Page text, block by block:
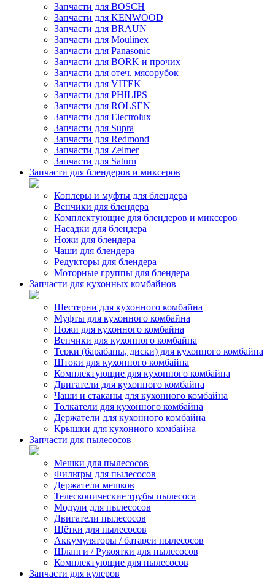
Запчасти для BOSCH
Запчасти для KENWOOD
Запчасти для BRAUN
Запчасти для Moulinex
Запчасти для Panasonic
Запчасти для BORK и прочих
Запчасти для отеч. мясорубок
Запчасти для VITEK
Запчасти для PHILIPS
Запчасти для ROLSEN
Запчасти для Electrolux
Запчасти для Supra
Запчасти для Redmond
Запчасти для Zelmer
Запчасти для Saturn
Запчасти для блендеров и миксеров
Коплеры и муфты для блендера
Венчики для блендера
Комплектующие для блендеров и миксеров
Насадки для блендера
Ножи для блендера
Чаши для блендера
Редукторы для блендера
Моторные группы для блендера
Запчасти для кухонных комбайнов
Шестерни для кухонного комбайна
Муфты для кухонного комбайна
Ножи для кухонного комбайна
Венчики для кухонного комбайна
Терки (барабаны, диски) для кухонного комбайна
Штоки для кухонного комбайна
Комплектующие для кухонного комбайна
Двигатели для кухонного комбайна
Чаши и стаканы для кухонного комбайна
Толкатели для кухонного комбайна
Держатели для кухонного комбайна
Крышки для кухонного комбайна
Запчасти для пылесосов
Мешки для пылесосов
Фильтры для пылесосов
Держатели мешков
Телескопические трубы пылесоса
Модули для пылесосов
Двигатели пылесосов
Щётки для пылесосов
Аккумуляторы / батареи пылесосов
Шланги / Рукоятки для пылесосов
Комплектующие для пылесосов
Запчасти для кулеров